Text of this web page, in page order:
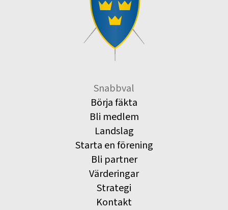
Snabbval
Börja fäkta
Bli medlem
Landslag
Starta en förening
Bli partner
Värderingar
Strategi
Kontakt